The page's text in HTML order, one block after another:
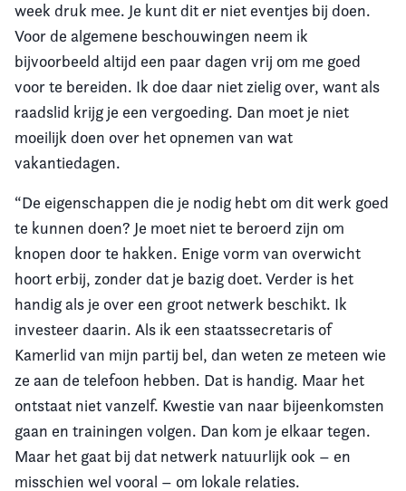
week druk mee. Je kunt dit er niet eventjes bij doen.
Voor de algemene beschouwingen neem ik
bijvoorbeeld altijd een paar dagen vrij om me goed
voor te bereiden. Ik doe daar niet zielig over, want als
raadslid krijg je een vergoeding. Dan moet je niet
moeilijk doen over het opnemen van wat
vakantiedagen.
“De eigenschappen die je nodig hebt om dit werk goed
te kunnen doen? Je moet niet te beroerd zijn om
knopen door te hakken. Enige vorm van overwicht
hoort erbij, zonder dat je bazig doet. Verder is het
handig als je over een groot netwerk beschikt. Ik
investeer daarin. Als ik een staatssecretaris of
Kamerlid van mijn partij bel, dan weten ze meteen wie
ze aan de telefoon hebben. Dat is handig. Maar het
ontstaat niet vanzelf. Kwestie van naar bijeenkomsten
gaan en trainingen volgen. Dan kom je elkaar tegen.
Maar het gaat bij dat netwerk natuurlijk ook – en
misschien wel vooral – om lokale relaties.